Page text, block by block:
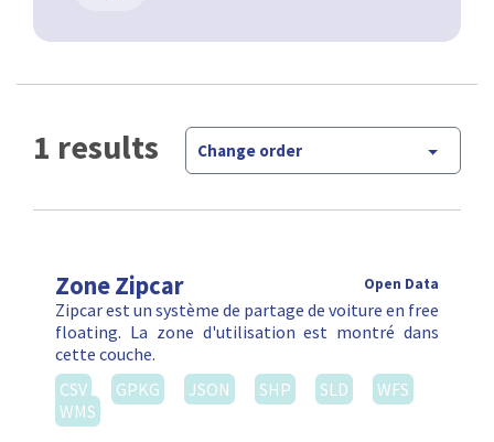
1 results Change order
Zone Zipcar Open Data
Zipcar est un système de partage de voiture en free
floating. La zone d'utilisation est montré dans
cette couche.
CSV
GPKG JSON SHP SLD
WFS
WMS